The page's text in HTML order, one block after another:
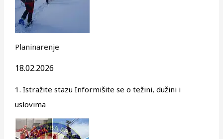
Planinarenje
18.02.2026
1. Istražite stazu Informišite se o težini, dužini i
uslovima